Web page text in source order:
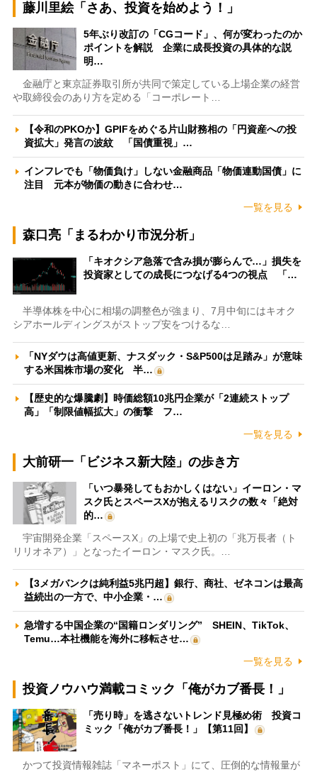
藤川里絵「さあ、投資を始めよう！」
5年ぶり改訂の「CGコード」、何が変わったのか
ポイントを解説 企業に成長投資の具体的な説
明…
金融庁と東京証券取引所が共同で策定している上場企業の経営
や取締役会のあり方を定める「コーポレート…
【令和のPKOか】GPIFをめぐる片山財務相の「円資産への投
資拡大」発言の波紋 「国債重視」…
インフレでも「物価負け」しない金融商品「物価連動国債」に
注目 元本が物価の動きに合わせ…
一覧を見る
森口亮「まるわかり市況分析」
「キオクシア急落で含み損が膨らんで…」損失を
投資家としての成長につなげる4つの視点 「…
半導体株を中心に相場の調整色が強まり、7月中旬にはキオク
シアホールディングスがストップ安をつけるな…
「NYダウは高値更新、ナスダック・S&P500は足踏み」が意味
する米国株市場の変化 半…
【歴史的な爆騰劇】時価総額10兆円企業が「2連続ストップ
高」「制限値幅拡大」の衝撃 フ…
一覧を見る
大前研一「ビジネス新大陸」の歩き方
「いつ暴発してもおかしくはない」イーロン・マ
スク氏とスペースXが抱えるリスクの数々「絶対
的…
宇宙開発企業「スペースX」の上場で史上初の「兆万長者（ト
リリオネア）」となったイーロン・マスク氏。…
【3メガバンクは純利益5兆円超】銀行、商社、ゼネコンは最高
益続出の一方で、中小企業・…
急増する中国企業の“国籍ロンダリング” SHEIN、TikTok、
Temu…本社機能を海外に移転させ…
一覧を見る
投資ノウハウ満載コミック「俺がカブ番長！」
「売り時」を逃さないトレンド見極め術 投資コ
ミック「俺がカブ番長！」【第11回】
かつて投資情報雑誌「マネーポスト」にて、圧倒的な情報量が